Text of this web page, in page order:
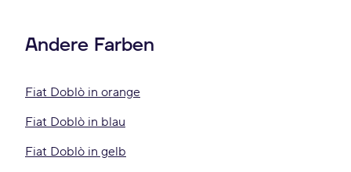
Andere Farben
Fiat Doblò in orange
Fiat Doblò in blau
Fiat Doblò in gelb